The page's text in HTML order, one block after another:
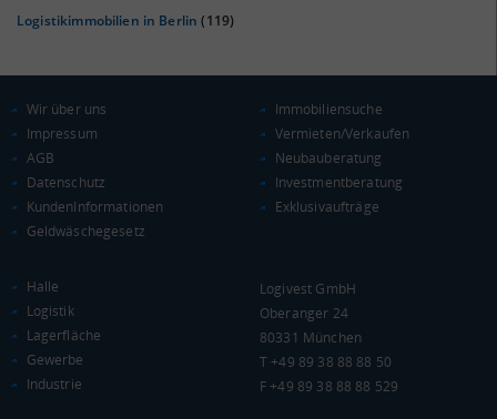
KAUFKRAFT
Euro pro Kopf
(Landkreis / Kreisfreie Stadt)
KAUFKRAFT - EURO PRO KOPF
Logistikimmobilien in Berlin (119)
Wir über uns
Impressum
AGB
Datenschutz
KundenInformationen
Geldwäschegesetz
Immobiliensuche
Vermieten/Verkaufen
Neubauberatung
Investmentberatung
Exklusivaufträge
Halle
Logistik
Lagerfläche
Gewerbe
Industrie
Logivest GmbH
Oberanger 24
80331 München
T +49 89 38 88 88 50
F +49 89 38 88 88 529